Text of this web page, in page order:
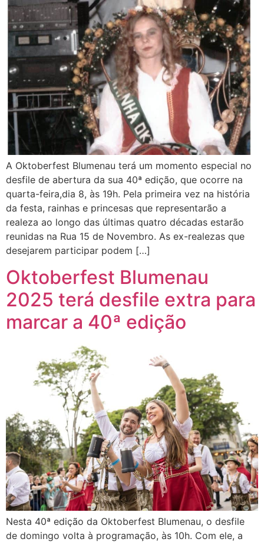
A Oktoberfest Blumenau terá um momento especial no
desfile de abertura da sua 40ª edição, que ocorre na
quarta-feira,dia 8, às 19h. Pela primeira vez na história
da festa, rainhas e princesas que representarão a
realeza ao longo das últimas quatro décadas estarão
reunidas na Rua 15 de Novembro. As ex-realezas que
desejarem participar podem […]
Oktoberfest Blumenau
2025 terá desfile extra para
marcar a 40ª edição
Nesta 40ª edição da Oktoberfest Blumenau, o desfile
de domingo volta à programação, às 10h. Com ele, a